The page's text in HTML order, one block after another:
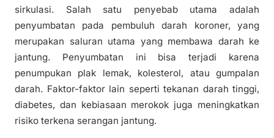
sirkulasi. Salah satu penyebab utama adalah
penyumbatan pada pembuluh darah koroner, yang
merupakan saluran utama yang membawa darah ke
jantung. Penyumbatan ini bisa terjadi karena
penumpukan plak lemak, kolesterol, atau gumpalan
darah. Faktor-faktor lain seperti tekanan darah tinggi,
diabetes, dan kebiasaan merokok juga meningkatkan
risiko terkena serangan jantung.